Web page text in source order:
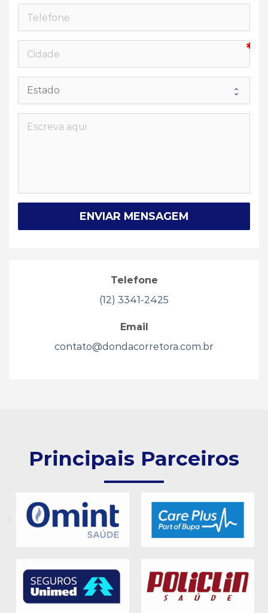
ENVIAR MENSAGEM
Telefone
(12) 3341-2425
Email
contato@dondacorretora.com.br
Principais Parceiros